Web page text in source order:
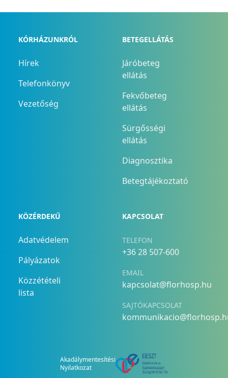
KÓRHÁZUNKRÓL
Hírek
Telefonkönyv
Vezetőség
BETEGELLÁTÁS
Járóbeteg
ellátás
Fekvőbeteg
ellátás
Sürgősségi
ellátás
Diagnosztika
Betegtájékoztató
KÖZÉRDEKŰ
Adatvédelem
Pályázatok
Közzétételi
lista
KAPCSOLAT
TELEFON
+36 28 507-600
EMAIL
kapcsolat@florhosp.hu
SAJTÓKAPCSOLAT
Akadálymentesítési
Nyilatkozat